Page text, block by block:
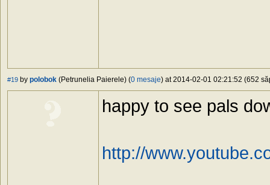
#19 by polobok (Petrunelia Paierele) (0 mesaje) at 2014-02-01 02:21:52 (652
happy to see pals
http://